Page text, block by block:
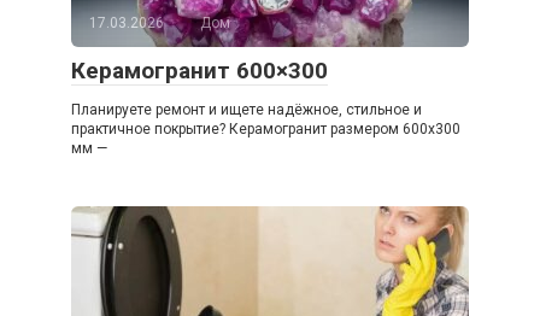
17.03.2026 Дом
Керамогранит 600×300
Планируете ремонт и ищете надёжное, стильное и
практичное покрытие? Керамогранит размером 600х300
мм —